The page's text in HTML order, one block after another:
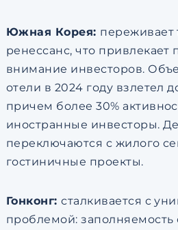
Южная Корея: переживает
ренессанс, что
внимание инвесторов.
отели в 2024 году взлетел
причем более 30%
иностранные инвесторы.
переключаются с жилого
гостиничные проекты.
Гонконг:сталкивается с
проблемой: заполняемость